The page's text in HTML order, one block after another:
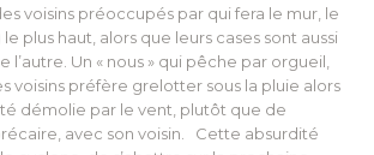
voisins préoccupés par qui fera le mur, le
le plus haut, alors que leurs cases sont aussi
l’autre. Un « nous » qui pêche par orgueil,
voisins préfère grelotter sous la pluie alors
démolie par le vent, plutôt que de
avec son voisin. Cette absurdité